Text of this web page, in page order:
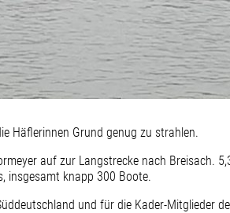
Häflerinnen Grund genug zu strahlen.
auf zur Langstrecke nach Breisach.
insgesamt knapp 300 Boote.
und für die Kader-Mitglieder